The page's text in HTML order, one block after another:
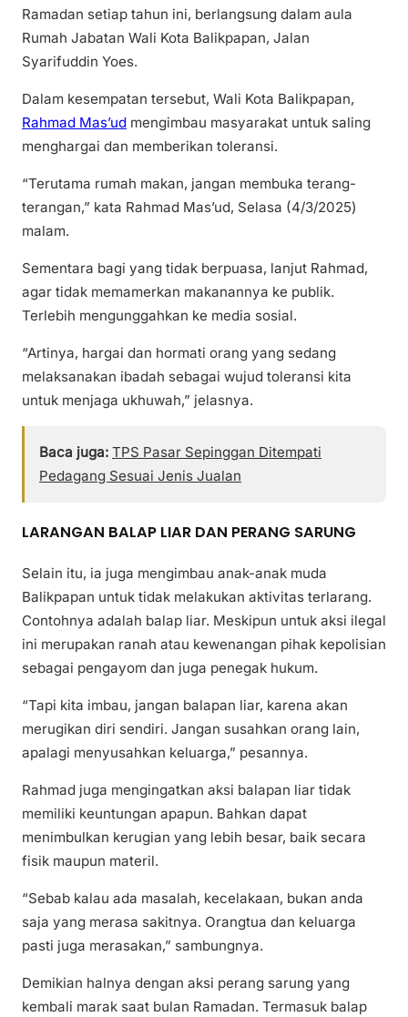
Ramadan setiap tahun ini, berlangsung dalam aula
Rumah Jabatan Wali Kota Balikpapan, Jalan
Syarifuddin Yoes.
Dalam kesempatan tersebut, Wali Kota Balikpapan,
Rahmad Mas’ud mengimbau masyarakat untuk saling
menghargai dan memberikan toleransi.
“Terutama rumah makan, jangan membuka terang-
terangan,” kata Rahmad Mas’ud, Selasa (4/3/2025)
malam.
Sementara bagi yang tidak berpuasa, lanjut Rahmad,
agar tidak memamerkan makanannya ke publik.
Terlebih mengunggahkan ke media sosial.
“Artinya, hargai dan hormati orang yang sedang
melaksanakan ibadah sebagai wujud toleransi kita
untuk menjaga ukhuwah,” jelasnya.
Baca juga: TPS Pasar Sepinggan Ditempati
Pedagang Sesuai Jenis Jualan
LARANGAN BALAP LIAR DAN PERANG SARUNG
Selain itu, ia juga mengimbau anak-anak muda
Balikpapan untuk tidak melakukan aktivitas terlarang.
Contohnya adalah balap liar. Meskipun untuk aksi ilegal
ini merupakan ranah atau kewenangan pihak kepolisian
sebagai pengayom dan juga penegak hukum.
“Tapi kita imbau, jangan balapan liar, karena akan
merugikan diri sendiri. Jangan susahkan orang lain,
apalagi menyusahkan keluarga,” pesannya.
Rahmad juga mengingatkan aksi balapan liar tidak
memiliki keuntungan apapun. Bahkan dapat
menimbulkan kerugian yang lebih besar, baik secara
fisik maupun materil.
“Sebab kalau ada masalah, kecelakaan, bukan anda
saja yang merasa sakitnya. Orangtua dan keluarga
pasti juga merasakan,” sambungnya.
Demikian halnya dengan aksi perang sarung yang
kembali marak saat bulan Ramadan. Termasuk balap